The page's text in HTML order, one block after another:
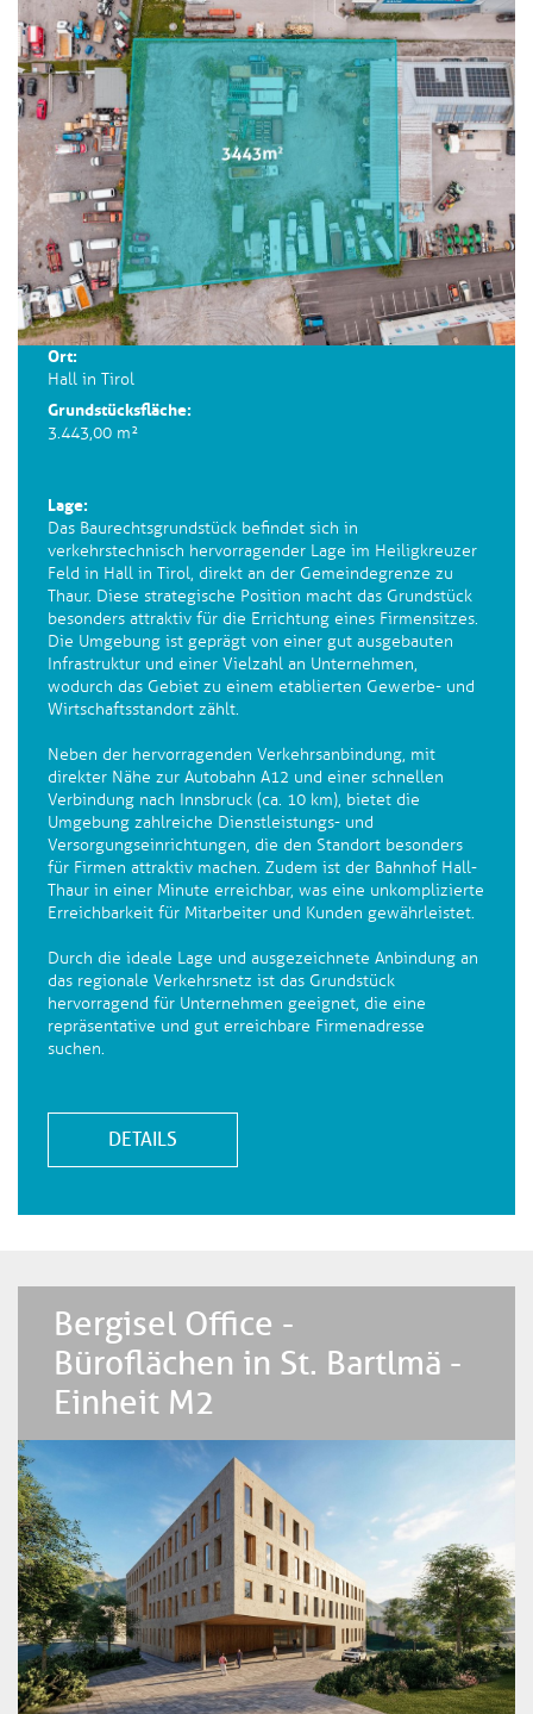
Ort:
Hall in Tirol
Grundstücksfläche:
3.443,00 m²
Lage:
Das Baurechtsgrundstück befindet sich in
verkehrstechnisch hervorragender Lage im Heiligkreuzer
Feld in Hall in Tirol, direkt an der Gemeindegrenze zu
Thaur. Diese strategische Position macht das Grundstück
besonders attraktiv für die Errichtung eines Firmensitzes.
Die Umgebung ist geprägt von einer gut ausgebauten
Infrastruktur und einer Vielzahl an Unternehmen,
wodurch das Gebiet zu einem etablierten Gewerbe- und
Wirtschaftsstandort zählt.
Neben der hervorragenden Verkehrsanbindung, mit
direkter Nähe zur Autobahn A12 und einer schnellen
Verbindung nach Innsbruck (ca. 10 km), bietet die
Umgebung zahlreiche Dienstleistungs- und
Versorgungseinrichtungen, die den Standort besonders
für Firmen attraktiv machen. Zudem ist der Bahnhof Hall-
Thaur in einer Minute erreichbar, was eine unkomplizierte
Erreichbarkeit für Mitarbeiter und Kunden gewährleistet.
Durch die ideale Lage und ausgezeichnete Anbindung an
das regionale Verkehrsnetz ist das Grundstück
hervorragend für Unternehmen geeignet, die eine
repräsentative und gut erreichbare Firmenadresse
suchen.
DETAILS
Bergisel Office -
Büroflächen in St. Bartlmä -
Einheit M2